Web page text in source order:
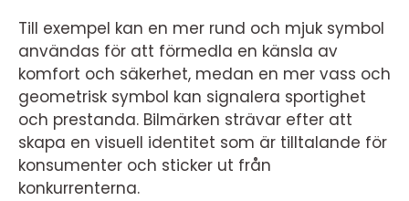
Till exempel kan en mer rund och mjuk symbol
användas för att förmedla en känsla av
komfort och säkerhet, medan en mer vass och
geometrisk symbol kan signalera sportighet
och prestanda. Bilmärken strävar efter att
skapa en visuell identitet som är tilltalande för
konsumenter och sticker ut från
konkurrenterna.